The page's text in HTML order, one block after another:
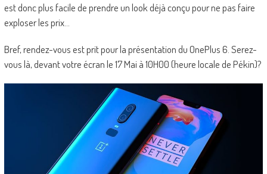
est donc plus facile de prendre un look déjà conçu pour ne pas faire
exploser les prix…
Bref, rendez-vous est prit pour la présentation du OnePlus 6. Serez-
vous là, devant votre écran le 17 Mai à 10H00 (heure locale de Pékin)?